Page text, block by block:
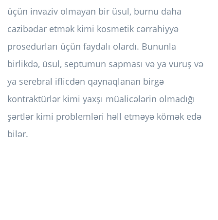
üçün invaziv olmayan bir üsul, burnu daha
cazibədar etmək kimi kosmetik cərrahiyyə
prosedurları üçün faydalı olardı. Bununla
birlikdə, üsul, septumun sapması və ya vuruş və
ya serebral iflicdən qaynaqlanan birgə
kontraktürlər kimi yaxşı müalicələrin olmadığı
şərtlər kimi problemləri həll etməyə kömək edə
bilər.